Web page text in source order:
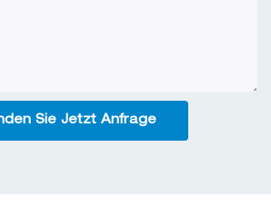
Sie Jetzt Anfrage